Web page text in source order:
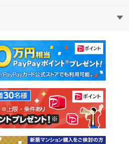
中古マンション
中古一戸建て
土地
教えて！住まいの先生